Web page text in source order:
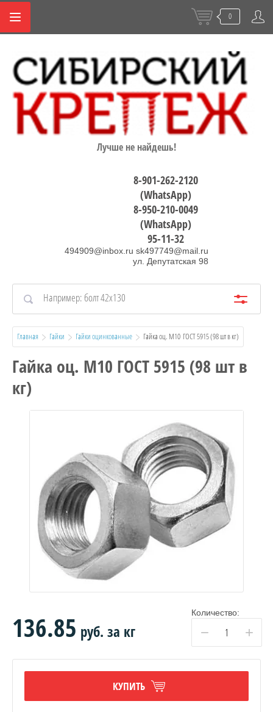
0
Лучше не найдешь!
8-901-262-2120
(WhatsApp)
8-950-210-0049
(WhatsApp)
95-11-32
494909@inbox.ru sk497749@mail.ru
ул. Депутатская 98
Главная Гайки Гайки оцинкованные
  Гайка оц. М10  ГОСТ 5915 (98 шт в кг)
Гайка оц. М10 ГОСТ 5915 (98 шт в
кг)
136.85 руб. за кг
Количество:
− +
КУПИТЬ